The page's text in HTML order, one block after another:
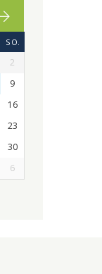
SO.
2
9
16
23
30
6